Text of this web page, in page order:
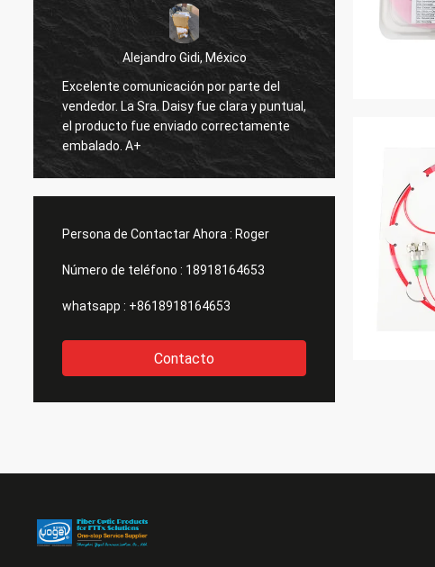
Alejandro Gidi, México
Excelente comunicación por parte del
vendedor. La Sra. Daisy fue clara y puntual,
el producto fue enviado correctamente
embalado. A+
Persona de Contactar Ahora : Roger
Número de teléfono : 18918164653
whatsapp : +8618918164653
Contacto